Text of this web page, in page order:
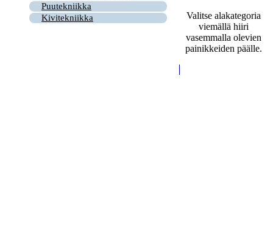
Puutekniikka
Kivitekniikka
Valitse alakategoria
viemällä hiiri
vasemmalla olevien
painikkeiden päälle.